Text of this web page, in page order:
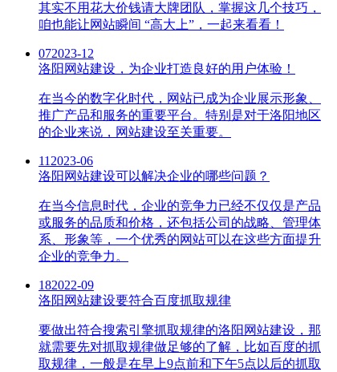
其实不用花大价钱请大牌团队，掌握这几个技巧，
咱也能让网站瞬间 “高大上”，一起来看看！
072023-12
洛阳网站建设，为企业打造良好的用户体验！
在当今的数字化时代，网站已成为企业展示形象、
推广产品和服务的重要平台。特别是对于洛阳地区
的企业来说，网站建设至关重要。
11 2023-06
洛阳网站建设可以解决企业的哪些问题？
在当今信息时代，企业的竞争力已经不仅仅是产品
或服务的品质和价格，还包括公司的战略、管理体
系、形象等，一个优秀的网站可以在这些方面提升
企业的竞争力。
182022-09
洛阳网站建设要符合百度抓取规律
要做出符合搜索引擎抓取规律的洛阳网站建设，那
就需要先对抓取规律做足够的了解，比如百度的抓
取规律，一般是在早上9点前和下午5点以后的抓取